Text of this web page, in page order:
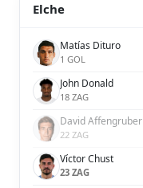
Elche
Matías Dituro
1 GOL
John Donald
18 ZAG
David Affengruber
22 ZAG
Víctor Chust
23 ZAG